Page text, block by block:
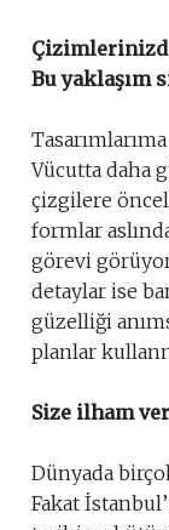
Bu yaklaşım
Vücutta daha
çizgilere
formlar
görevi
detaylar ise
güzelliği
planlar
Size ilham
Dünyada
Fakat